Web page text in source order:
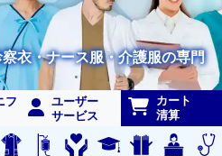
衣・ナース服・介護服の専門
フ
ユーザー
サービス
カート
清算